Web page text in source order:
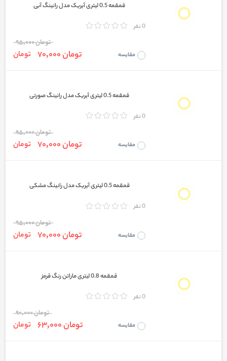
قمقمه 0.5 لیتری آیریک مدل رانینگ آبی
0 نفر
مقایسه
تومان 95,000
تومان 70,000 تومان
قمقمه 0.5 لیتری آیریک مدل رانینگ صورتی
0 نفر
مقایسه
تومان 95,000
تومان 70,000 تومان
قمقمه 0.5 لیتری آیریک مدل رانینگ مشکی
0 نفر
مقایسه
تومان 95,000
تومان 70,000 تومان
قمقمه 0.8 لیتری ماراتن رنگ قرمز
0 نفر
مقایسه
تومان 90,000
تومان 63,000 تومان